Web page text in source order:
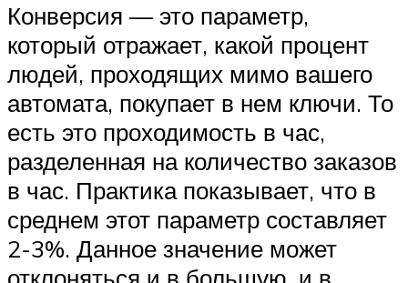
Конверсия — это параметр,
который отражает, какой процент
людей, проходящих мимо вашего
автомата, покупает в нем ключи. То
есть это проходимость в час,
разделенная на количество заказов
в час. Практика показывает, что в
среднем этот параметр составляет
2-3%. Данное значение может